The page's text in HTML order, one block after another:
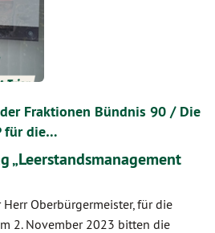
Fraktionen Bündnis 90 / Die
für die…
„Leerstandsmanagement
Herr Oberbürgermeister, für die
2. November 2023 bitten die